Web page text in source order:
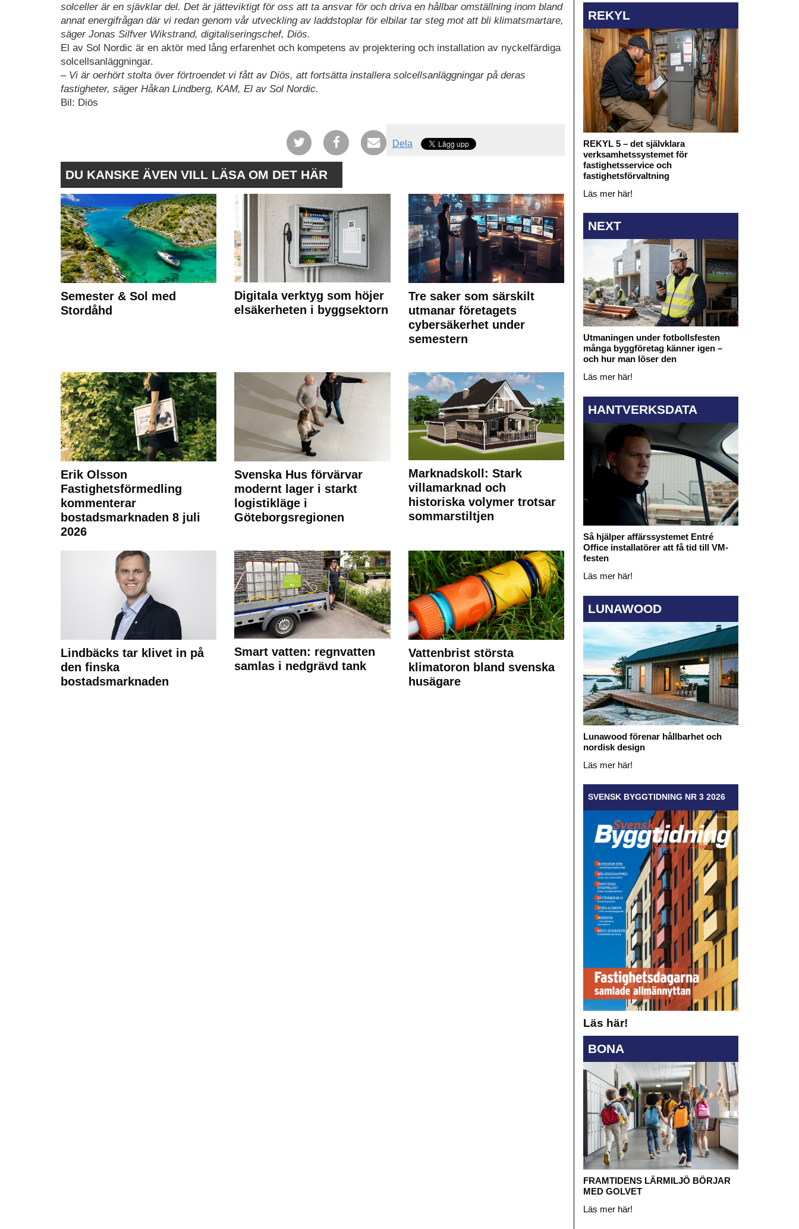
solceller är en sjävklar del. Det är jätteviktigt för oss att ta ansvar för och driva en hållbar omställning inom bland
annat energifrågan där vi redan genom vår utveckling av laddstoplar för elbilar tar steg mot att bli klimatsmartare,
säger Jonas Silfver Wikstrand, digitaliseringschef, Diös.
El av Sol Nordic är en aktör med lång erfarenhet och kompetens av projektering och installation av nyckelfärdiga
solcellsanläggningar.
– Vi är oerhört stolta över förtroendet vi fått av Diös, att fortsätta installera solcellsanläggningar på deras
fastigheter, säger Håkan Lindberg, KAM, El av Sol Nordic.
Bil: Diös
Dela
DU KANSKE ÄVEN VILL LÄSA OM DET HÄR
Semester & Sol med
Stordåhd
Digitala verktyg som höjer
elsäkerheten i byggsektorn
Tre saker som särskilt
utmanar företagets
cybersäkerhet under
semestern
Erik Olsson
Fastighetsförmedling
kommenterar
bostadsmarknaden 8 juli
2026
Svenska Hus förvärvar
modernt lager i starkt
logistikläge i
Göteborgsregionen
Marknadskoll: Stark
villamarknad och
historiska volymer trotsar
sommarstiltjen
Lindbäcks tar klivet in på
den finska
bostadsmarknaden
Smart vatten: regnvatten
samlas i nedgrävd tank
Vattenbrist största
klimatoron bland svenska
husägare
REKYL
REKYL 5 – det självklara
verksamhetssystemet för
fastighetsservice och
fastighetsförvaltning
Läs mer här!
NEXT
Utmaningen under fotbollsfesten
många byggföretag känner igen –
och hur man löser den
Läs mer här!
HANTVERKSDATA
Så hjälper affärssystemet Entré
Office installatörer att få tid till VM-
festen
Läs mer här!
LUNAWOOD
Lunawood förenar hållbarhet och
nordisk design
Läs mer här!
SVENSK BYGGTIDNING NR 3 2026
Läs här!
BONA
FRAMTIDENS LÄRMILJÖ BÖRJAR
MED GOLVET
Läs mer här!